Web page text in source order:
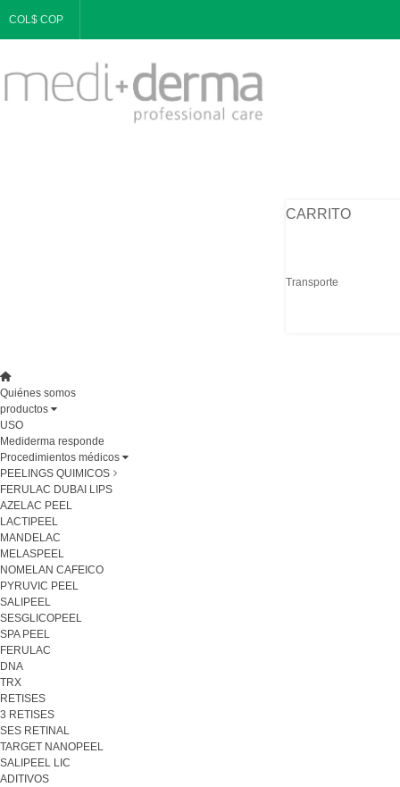
COL$ COP
CARRITO
Transporte
Quiénes somos
productos
USO
Mediderma responde
Procedimientos médicos
PEELINGS QUIMICOS
FERULAC DUBAI LIPS
AZELAC PEEL
LACTIPEEL
MANDELAC
MELASPEEL
NOMELAN CAFEICO
PYRUVIC PEEL
SALIPEEL
SESGLICOPEEL
SPA PEEL
FERULAC
DNA
TRX
RETISES
3 RETISES
SES RETINAL
TARGET NANOPEEL
SALIPEEL LIC
ADITIVOS